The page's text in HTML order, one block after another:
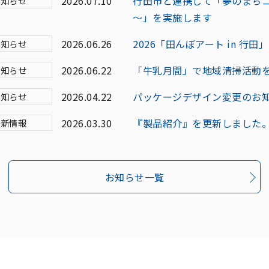
～」を実施します
らせ 2026.06.26 2026「田んぼアート in 行田
らせ 2026.06.22 「牛乳月間」で地域清掃活動
らせ 2026.04.22 パッケージデザイン変更のお
情報 2026.03.30 『製品紹介』を更新しました
お知らせ一覧